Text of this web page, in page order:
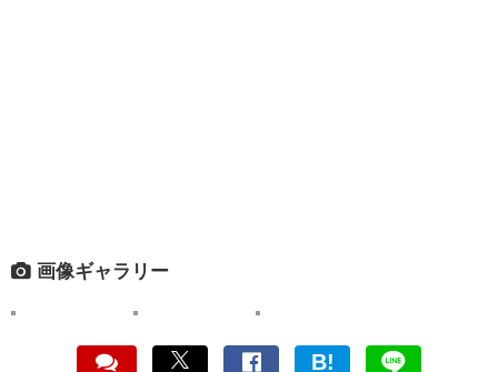
画像ギャラリー
B!